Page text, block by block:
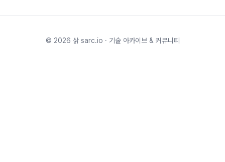
© 2026 삵 sarc.io · 기술 아카이브 & 커뮤니티